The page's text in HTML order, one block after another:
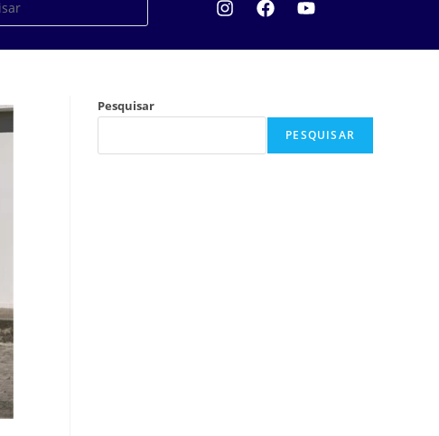
Pesquisar
PESQUISAR